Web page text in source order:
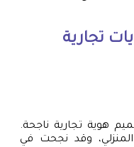
تجارية
هوية تجارية ناجحة.
وقد نجحت في